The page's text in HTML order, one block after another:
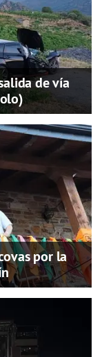
de vía
por la